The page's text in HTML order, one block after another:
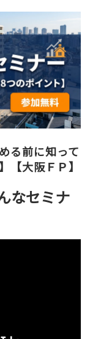
る前に知って
【大阪ＦＰ】
なセミナ